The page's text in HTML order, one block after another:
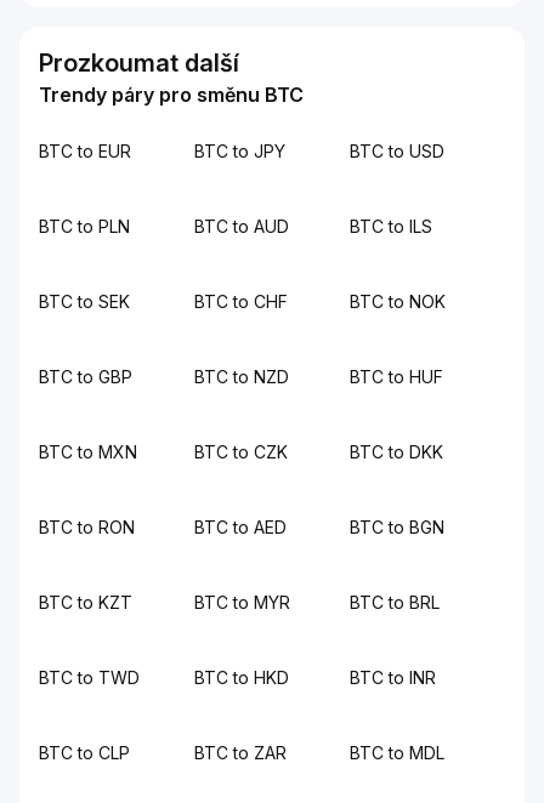
Prozkoumat další
Trendy páry pro směnu BTC
BTC to EUR BTC to JPY BTC to USD
BTC to PLN BTC to AUD BTC to ILS
BTC to SEK BTC to CHF BTC to NOK
BTC to GBP BTC to NZD BTC to HUF
BTC to MXN BTC to CZK BTC to DKK
BTC to RON BTC to AED BTC to BGN
BTC to KZT BTC to MYR BTC to BRL
BTC to TWD BTC to HKD BTC to INR
BTC to CLP BTC to ZAR BTC to MDL